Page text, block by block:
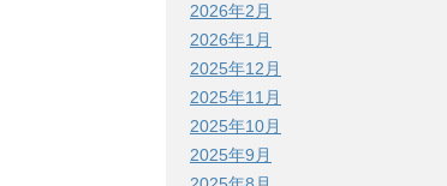
2026年2月
2026年1月
2025年12月
2025年11月
2025年10月
2025年9月